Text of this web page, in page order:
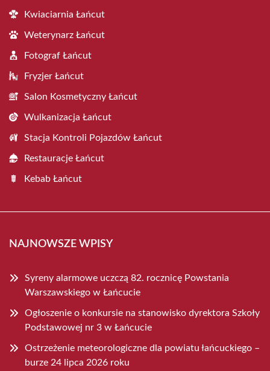
Kwiaciarnia Łańcut
Weterynarz Łańcut
Fotograf Łańcut
Fryzjer Łańcut
Salon Kosmetyczny Łańcut
Wulkanizacja Łańcut
Stacja Kontroli Pojazdów Łańcut
Restauracje Łańcut
Kebab Łańcut
NAJNOWSZE WPISY
Syreny alarmowe uczczą 82. rocznicę Powstania
Warszawskiego w Łańcucie
Ogłoszenie o konkursie na stanowisko dyrektora Szkoły
Podstawowej nr 3 w Łańcucie
Ostrzeżenie meteorologiczne dla powiatu łańcuckiego –
burze 24 lipca 2026 roku